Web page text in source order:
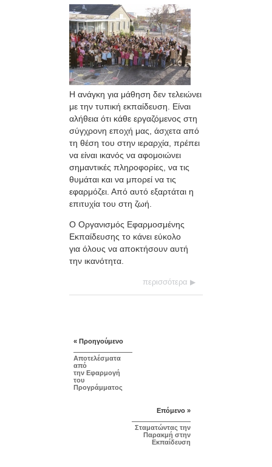
Η ανάγκη για μάθηση δεν τελειώνει
με την τυπική εκπαίδευση. Είναι
αλήθεια ότι κάθε εργαζόμενος στη
σύγχρονη εποχή μας, άσχετα από
τη θέση του στην ιεραρχία, πρέπει
να είναι ικανός να αφομοιώνει
σημαντικές πληροφορίες, να τις
θυμάται και να μπορεί να τις
εφαρμόζει. Από αυτό εξαρτάται η
επιτυχία του στη ζωή.
Ο Οργανισμός Εφαρμοσμένης
Εκπαίδευσης το κάνει εύκολο
για όλους να αποκτήσουν αυτή
την ικανότητα.
περισσότερα
« Προηγούμενο
Αποτελέσματα
από
την Εφαρμογή
του
Προγράμματος
Επόμενο »
Σταματώντας την
Παρακμή στην
Εκπαίδευση